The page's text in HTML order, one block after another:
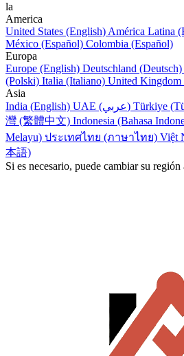
la
America
United States (English) América Latina
México (Español) Colombia (Español)
Europa
Europe (English) Deutschland (Deutsch)
(Polski) Italia (Italiano) United Kingdom
Asia
India (English)
UAE (عربي) Türkiye
灣 (繁體中文) Indonesia (Bahasa
Melayu) ประเทศไทย (ภาษาไทย) Việt
本語)
Si es necesario, puede cambiar su región